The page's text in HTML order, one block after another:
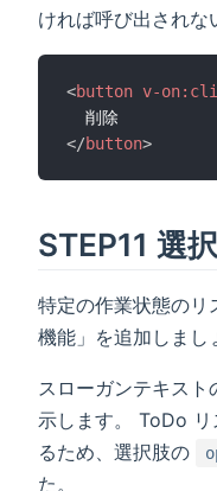
ければ呼び出されな
<button v-on:
</button>
STEP11 選
特定の作業状態のリ
機能」を追加しまし
スローガンテキスト
示します。 ToDo
るため、選択肢の
た。